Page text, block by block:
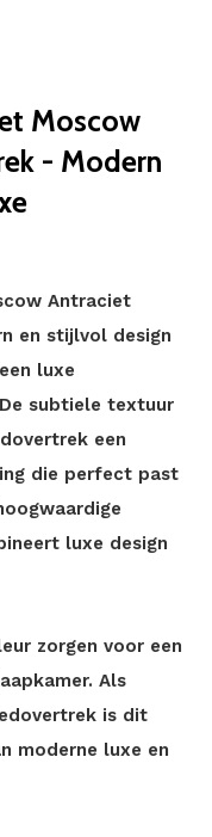
Moscow
- Modern
Antraciet
en stijlvol design
luxe
subtiele textuur
een
die perfect past
luxe design
zorgen voor een
Als
is dit
moderne luxe en